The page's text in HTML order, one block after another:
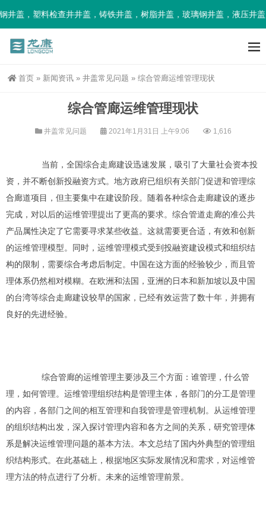
盖，塑料检查井井盖，铸铁井盖，树脂井盖，玻璃钢井盖，液压井
首页 » 新闻资讯 » 井盖常见问题 » 综合管廊运维管理现状
综合管廊运维管理现状
井盖常见问题 2021年1月31日 上午9:06 1,616
当前，全国综合走廊建设迅速发展，吸引了大量社会资本投
资，并不断创新投融资方式。地方政府已组织有关部门促进和管理综
合廊道项目，但主要集中在建设阶段。随着各种综合走廊建设的逐步
完成，对以后的运维管理提出了更高的要求。综合管道走廊的准公共
产品属性决定了它需要寻求某些收益。这就需要更合适，有效和创新
的运维管理模型。同时，运维管理模式受到投融资建设模式和组织结
构的限制，需要综合考虑后制定。中国在这方面的经验较少，而且管
理体系仍然相对模糊。在欧洲和法国，亚洲的日本和新加坡以及中国
的台湾等综合走廊建设较早的国家，已经有效运营了数十年，并拥有
良好的先进经验。
综合管廊的运维管理主要涉及三个方面：谁管理，什么管
理，如何管理。运维管理组织结构是管理主体，各部门的分工是管理
的内容，各部门之间的相互管理和自我管理是管理机制。从运维管理
的组织结构出发，深入探讨管理内容和各方之间的关系，研究管理体
系是解决运维管理问题的基本方法。本文总结了国内外典型的管理组
织结构形式。在此基础上，根据地区实际发展情况和需求，对运维管
理方法的特点进行了分析。未来的运维管理前景。